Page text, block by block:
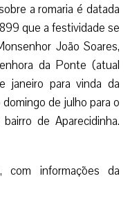
a romaria é datada
que a festividade se
João Soares,
da Ponte (atual
janeiro para vinda da
de julho para o
de Aparecidinha.
com informações da